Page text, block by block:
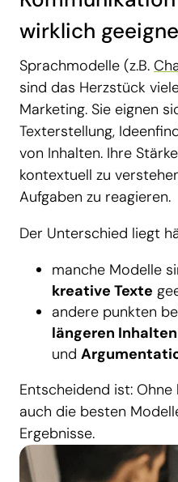
wirklich
Sprachmodelle (z.B.
sind das Herzstück
Marketing. Sie eignen
Texterstellung,
von Inhalten. Ihre
kontextuell zu
Aufgaben zu reagieren.
Der Unterschied liegt
manche Modelle
kreative Texte
andere punkten
längeren Inhalten
und
Entscheidend ist:
auch die besten
Ergebnisse.